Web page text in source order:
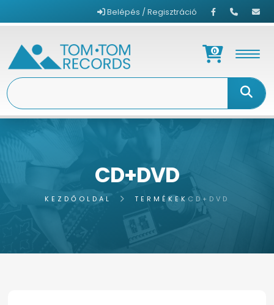
Belépés / Regisztráció
0
CD+DVD
KEZDŐOLDAL TERMÉKEK CD+DVD